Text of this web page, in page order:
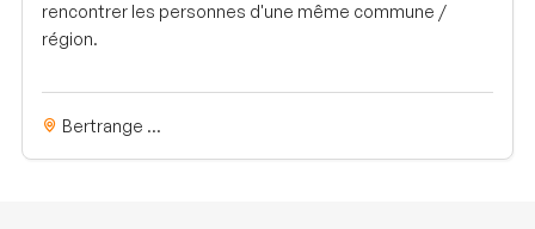
rencontrer les personnes d'une même commune /
région.
Bertrange ...